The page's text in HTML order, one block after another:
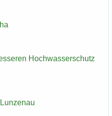
Hoch­was­ser­schutz